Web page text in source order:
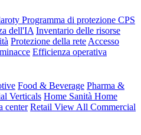
Programma di protezione CPS
dell'IA Inventario delle risorse
Protezione della rete Accesso
Efficienza operativa
Food & Beverage Pharma &
Verticals Home Sanità Home
center Retail View All Commercial